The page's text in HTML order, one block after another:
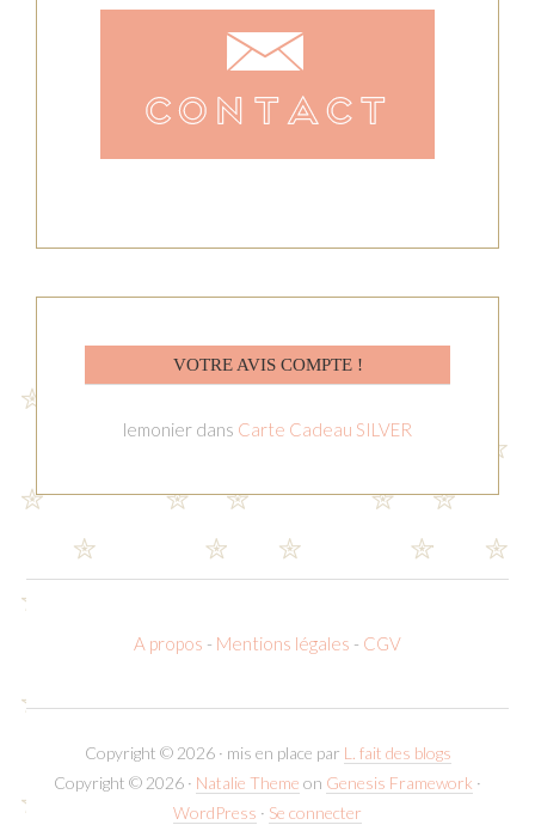
VOTRE AVIS COMPTE !
lemonier dans Carte Cadeau SILVER
A propos - Mentions légales - CGV
Copyright © 2026 · mis en place par L. fait des blogs
Copyright © 2026 · Natalie Theme on Genesis Framework ·
WordPress · Se connecter